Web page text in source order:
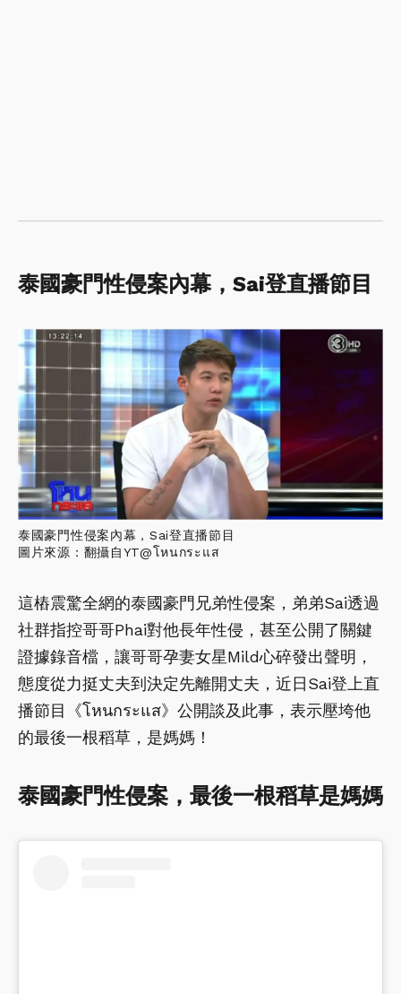
泰國豪門性侵案內幕，Sai登直播節目
泰國豪門性侵案內幕，Sai登直播節目
圖片來源：翻攝自YT@โหนกระแส
這樁震驚全網的泰國豪門兄弟性侵案，弟弟Sai透過
社群指控哥哥Phai對他長年性侵，甚至公開了關鍵
證據錄音檔，讓哥哥孕妻女星Mild心碎發出聲明，
態度從力挺丈夫到決定先離開丈夫，近日Sai登上直
播節目《โหนกระแส》公開談及此事，表示壓垮他
的最後一根稻草，是媽媽！
泰國豪門性侵案，最後一根稻草是媽媽